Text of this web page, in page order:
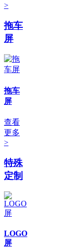
>
拖车
屏
拖车
屏
查看
更多
>
特殊
定制
LOGO
屏